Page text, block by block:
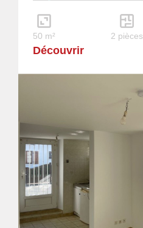
50 m² 2 pièces
Découvrir